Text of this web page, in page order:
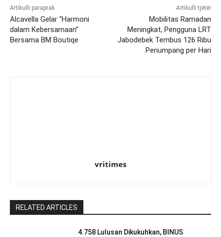
Artikulli paraprak
Alcavella Gelar “Harmoni
dalam Kebersamaan”
Bersama BM Boutiqe
Artikulli tjetër
Mobilitas Ramadan
Meningkat, Pengguna LRT
Jabodebek Tembus 126 Ribu
Penumpang per Hari
vritimes
RELATED ARTICLES
4.758 Lulusan Dikukuhkan, BINUS